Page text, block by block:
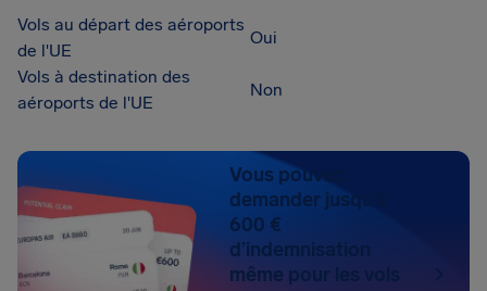
Vols au départ des aéroports
de l'UE
Oui
Vols à destination des
aéroports de l'UE
Non
Vous pouvez
demander jusqu’à
600 €
d’indemnisation
même pour les vols